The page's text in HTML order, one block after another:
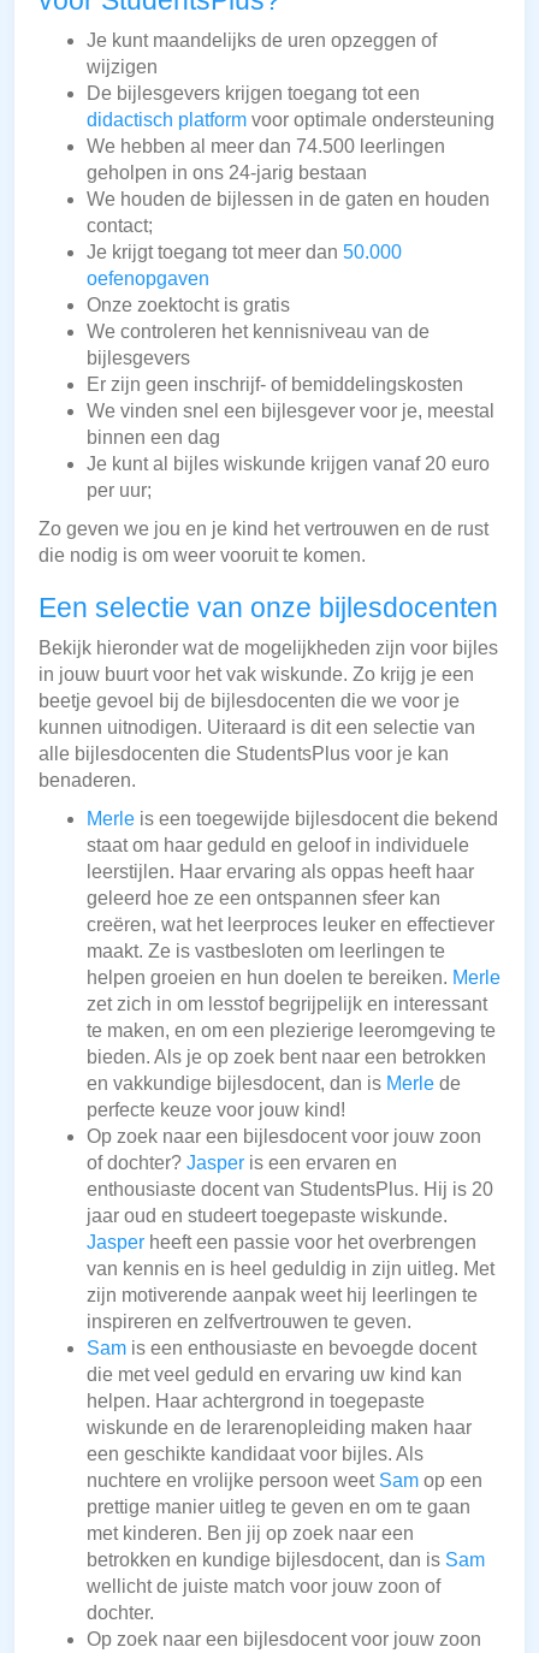
Je kunt maandelijks de uren opzeggen of
wijzigen
De bijlesgevers krijgen toegang tot een
didactisch platform voor optimale ondersteuning
We hebben al meer dan 74.500 leerlingen
geholpen in ons 24-jarig bestaan
We houden de bijlessen in de gaten en houden
contact;
Je krijgt toegang tot meer dan 50.000
oefenopgaven
Onze zoektocht is gratis
We controleren het kennisniveau van de
bijlesgevers
Er zijn geen inschrijf- of bemiddelingskosten
We vinden snel een bijlesgever voor je, meestal
binnen een dag
Je kunt al bijles wiskunde krijgen vanaf 20 euro
per uur;
Zo geven we jou en je kind het vertrouwen en de rust
die nodig is om weer vooruit te komen.
Een selectie van onze bijlesdocenten
Bekijk hieronder wat de mogelijkheden zijn voor bijles
in jouw buurt voor het vak wiskunde. Zo krijg je een
beetje gevoel bij de bijlesdocenten die we voor je
kunnen uitnodigen. Uiteraard is dit een selectie van
alle bijlesdocenten die StudentsPlus voor je kan
benaderen.
Merle is een toegewijde bijlesdocent die bekend
staat om haar geduld en geloof in individuele
leerstijlen. Haar ervaring als oppas heeft haar
geleerd hoe ze een ontspannen sfeer kan
creëren, wat het leerproces leuker en effectiever
maakt. Ze is vastbesloten om leerlingen te
helpen groeien en hun doelen te bereiken. Merle
zet zich in om lesstof begrijpelijk en interessant
te maken, en om een plezierige leeromgeving te
bieden. Als je op zoek bent naar een betrokken
en vakkundige bijlesdocent, dan is Merle de
perfecte keuze voor jouw kind!
Op zoek naar een bijlesdocent voor jouw zoon
of dochter? Jasper is een ervaren en
enthousiaste docent van StudentsPlus. Hij is 20
jaar oud en studeert toegepaste wiskunde.
Jasper heeft een passie voor het overbrengen
van kennis en is heel geduldig in zijn uitleg. Met
zijn motiverende aanpak weet hij leerlingen te
inspireren en zelfvertrouwen te geven.
Sam is een enthousiaste en bevoegde docent
die met veel geduld en ervaring uw kind kan
helpen. Haar achtergrond in toegepaste
wiskunde en de lerarenopleiding maken haar
een geschikte kandidaat voor bijles. Als
nuchtere en vrolijke persoon weet Sam op een
prettige manier uitleg te geven en om te gaan
met kinderen. Ben jij op zoek naar een
betrokken en kundige bijlesdocent, dan is Sam
wellicht de juiste match voor jouw zoon of
dochter.
Op zoek naar een bijlesdocent voor jouw zoon